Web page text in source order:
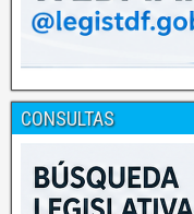
CONSULTAS